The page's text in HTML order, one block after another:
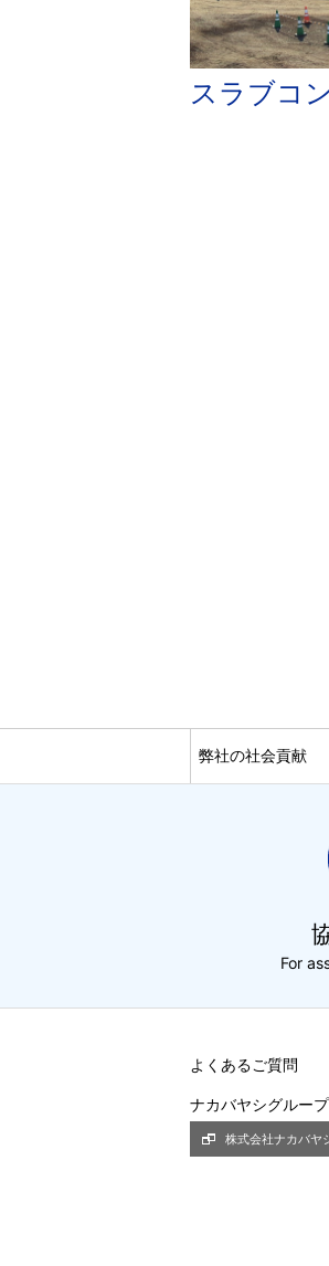
スラブコ
弊社の社会貢献
For
よくあるご質問
ナカバヤシグループ
株式会社ナカバヤ